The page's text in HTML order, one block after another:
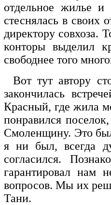
отдельное жилье
стеснялась в
директору совхоза.
конторы выделил
свободнее того
Вот тут автору
закончилась
Красный, где жила
понравился
Смоленщину. Это
я ни был, всегда
согласился.
гарантировал нам
вопросов. Мы их
Тани.